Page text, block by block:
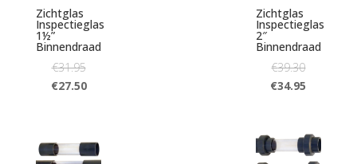
Zichtglas
Inspectieglas
1½”
Binnendraad
€31.95
€27.50
Zichtglas
Inspectieglas
2″
Binnendraad
€39.30
€34.95